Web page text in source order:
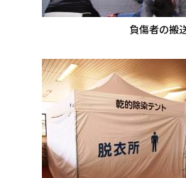
負傷者の搬